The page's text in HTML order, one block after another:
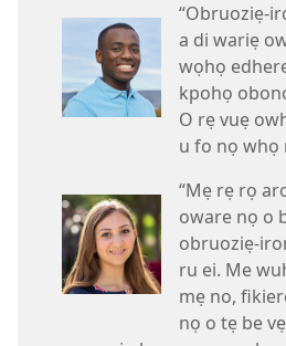
“Obruoziẹ-
a di wariẹ
wọhọ
kpohọ
O rẹ vuẹ
u fo nọ whọ
“Mẹ rẹ rọ
oware nọ o
obruoziẹ-
ru ei. Me
mẹ no,
nọ o tẹ be